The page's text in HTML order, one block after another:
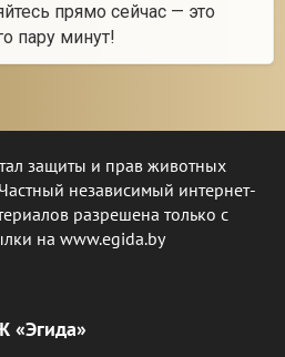
прямо сейчас — это
пару минут!
защиты и прав животных
независимый интернет-
разрешена только с
на www.egida.by
«Эгида»